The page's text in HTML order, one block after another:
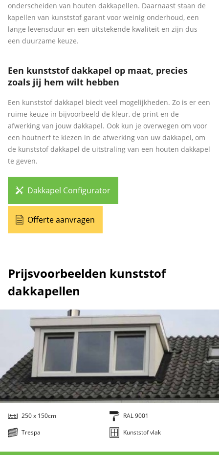
onderscheiden van houten dakkapellen. Daarnaast staan de
kapellen van kunststof garant voor weinig onderhoud, een
lange levensduur en een uitstekende kwaliteit en zijn dus
een duurzame keuze.
Een kunststof dakkapel op maat, precies
zoals jij hem wilt hebben
Een kunststof dakkapel biedt veel mogelijkheden. Zo is er een
ruime keuze in bijvoorbeeld de kleur, de print en de
afwerking van jouw dakkapel. Ook kun je overwegen om voor
een houtnerf te kiezen in de afwerking van uw dakkapel, om
de kunststof dakkapel de uitstraling van een houten dakkapel
te geven.
Dakkapel Configurator
Offerte aanvragen
Prijsvoorbeelden kunststof
dakkapellen
250 x 150cm
RAL 9001
Trespa
Kunststof vlak